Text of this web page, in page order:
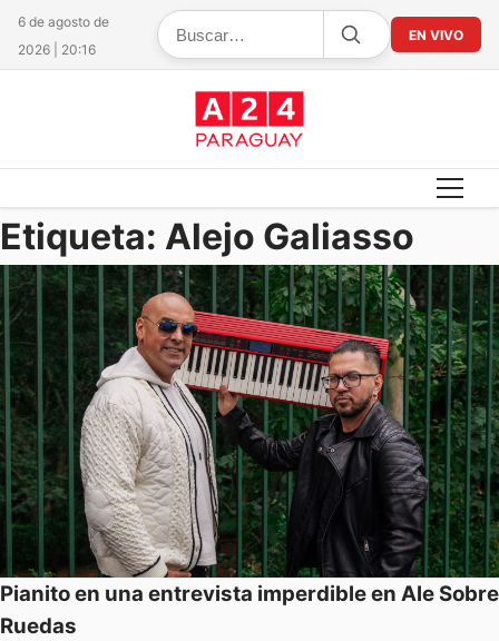
6 de agosto de
2026 | 20:16
EN VIVO
Etiqueta: Alejo Galiasso
Pianito en una entrevista imperdible en Ale Sobre
Ruedas